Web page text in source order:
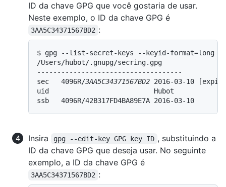
ID da chave GPG que você gostaria de usar.
Neste exemplo, o ID da chave GPG é
3AA5C34371567BD2 :
$ gpg --list-secret-keys --keyid-format=long
/Users/hubot/.gnupg/secring.gpg
------------------------------------
sec   4096R/3AA5C34371567BD2 2016-03-10
uid                          Hubot
ssb   4096R/42B317FD4BA89E7A 2016-03-10
Insira gpg --edit-key GPG key ID , substituindo a
ID da chave GPG que deseja usar. No seguinte
exemplo, a ID da chave GPG é
3AA5C34371567BD2 :